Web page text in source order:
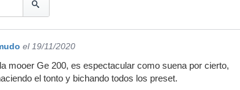
el 19/11/2020
mooer Ge 200, es espectacular como suena por cierto,
el tonto y bichando todos los preset.